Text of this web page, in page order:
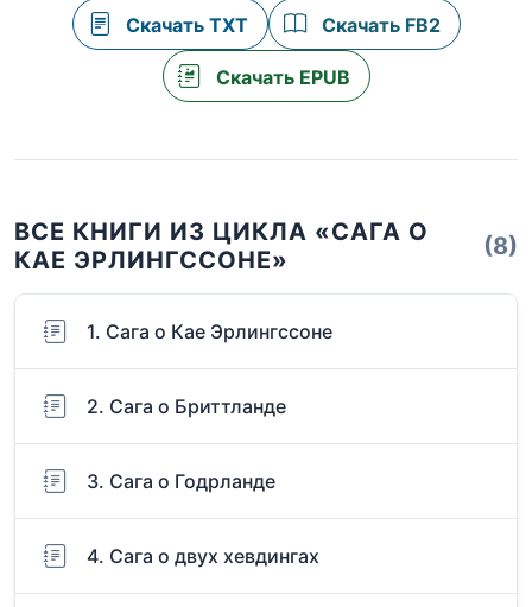
Скачать TXT Скачать FB2
Скачать EPUB
ВСЕ КНИГИ ИЗ ЦИКЛА «САГА О
КАЕ ЭРЛИНГССОНЕ»
(8)
1. Сага о Кае Эрлингссоне
2. Сага о Бриттланде
3. Сага о Годрланде
4. Сага о двух хевдингах